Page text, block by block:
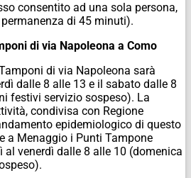
consentito ad una sola persona,
di 45 minuti).
di via Napoleona a Como
di via Napoleona sarà
dalle 8 alle 13 e il sabato dalle 8
festivi servizio sospeso). La
condivisa con Regione
epidemiologico di questo
a Menaggio i Punti Tampone
venerdì dalle 8 alle 10 (domenica